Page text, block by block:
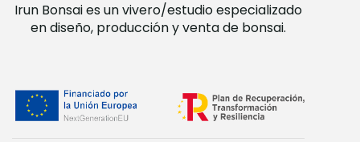
Irun Bonsai es un vivero/estudio especializado
en diseño, producción y venta de bonsai.